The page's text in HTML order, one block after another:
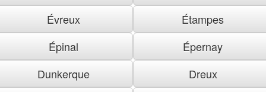
Évreux
Étampes
Épinal
Épernay
Dunkerque
Dreux